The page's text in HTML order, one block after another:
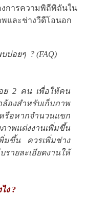
การความพิถีพิถันใน
พและช่างวีดีโอนอก
บ่อยๆ ? (FAQ)
ย 2 คน เพื่อให้คน
องสำหรับเก็บภาพ
รือหากจำนวนแขก
พแต่งงานเพิ่มขึ้น
มขึ้น ควรเพิ่มช่าง
ายละเอียดงานให้
ง ?